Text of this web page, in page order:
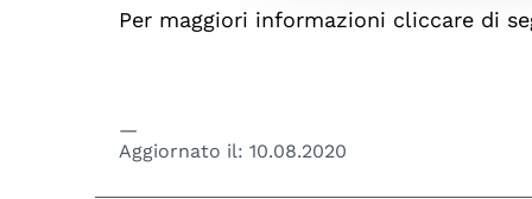
Per maggiori informazioni cliccare di
Aggiornato il:10.08.2020